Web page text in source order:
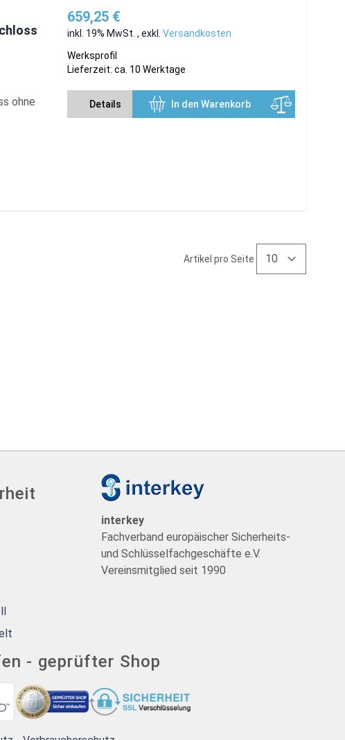
ohne
659,25 €
inkl. 19% MwSt. , exkl. Versandkosten
Werksprofil
Lieferzeit: ca. 10 Werktage
Details In den Warenkorb
Artikel pro Seite
interkey
Fachverband europäischer Sicherheits-
und Schlüsselfachgeschäfte e.V.
Vereinsmitglied seit 1990
- geprüfter Shop